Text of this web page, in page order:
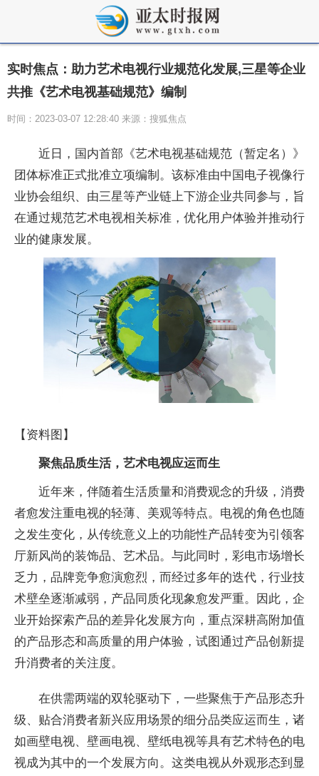
实时焦点：助力艺术电视行业规范化发展,三星等企业
共推《艺术电视基础规范》编制
时间：2023-03-07 12:28:40 来源：搜狐焦点
近日，国内首部《艺术电视基础规范（暂定名）》
团体标准正式批准立项编制。该标准由中国电子视像行
业协会组织、由三星等产业链上下游企业共同参与，旨
在通过规范艺术电视相关标准，优化用户体验并推动行
业的健康发展。
【资料图】
聚焦品质生活，艺术电视应运而生
近年来，伴随着生活质量和消费观念的升级，消费
者愈发注重电视的轻薄、美观等特点。电视的角色也随
之发生变化，从传统意义上的功能性产品转变为引领客
厅新风尚的装饰品、艺术品。与此同时，彩电市场增长
乏力，品牌竞争愈演愈烈，而经过多年的迭代，行业技
术壁垒逐渐减弱，产品同质化现象愈发严重。因此，企
业开始探索产品的差异化发展方向，重点深耕高附加值
的产品形态和高质量的用户体验，试图通过产品创新提
升消费者的关注度。
在供需两端的双轮驱动下，一些聚焦于产品形态升
级、贴合消费者新兴应用场景的细分品类应运而生，诸
如画壁电视、壁画电视、壁纸电视等具有艺术特色的电
视成为其中的一个发展方向。这类电视从外观形态到显